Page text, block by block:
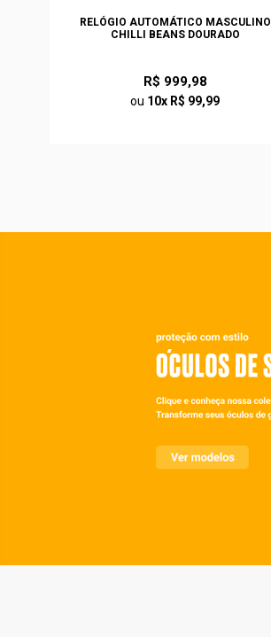
RELÓGIO AUTOMÁTICO MASCULINO
CHILLI BEANS DOURADO
R$ 999,98
ou 10x R$ 99,99